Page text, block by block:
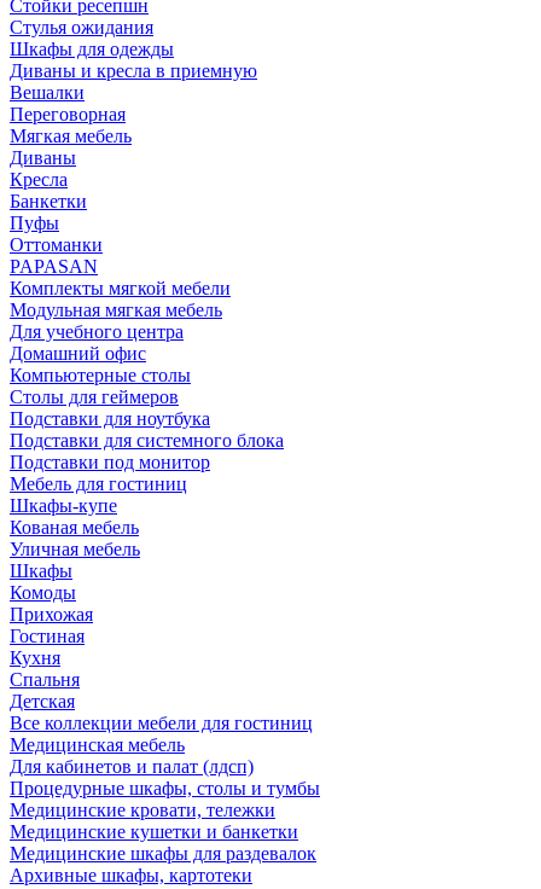
Стойки ресепшн
Стулья ожидания
Шкафы для одежды
Диваны и кресла в приемную
Вешалки
Переговорная
Мягкая мебель
Диваны
Кресла
Банкетки
Пуфы
Оттоманки
PAPASAN
Комплекты мягкой мебели
Модульная мягкая мебель
Для учебного центра
Домашний офис
Компьютерные столы
Столы для геймеров
Подставки для ноутбука
Подставки для системного блока
Подставки под монитор
Мебель для гостиниц
Шкафы-купе
Кованая мебель
Уличная мебель
Шкафы
Комоды
Прихожая
Гостиная
Кухня
Спальня
Детская
Все коллекции мебели для гостиниц
Медицинская мебель
Для кабинетов и палат (лдсп)
Процедурные шкафы, столы и тумбы
Медицинские кровати, тележки
Медицинские кушетки и банкетки
Медицинские шкафы для раздевалок
Архивные шкафы, картотеки